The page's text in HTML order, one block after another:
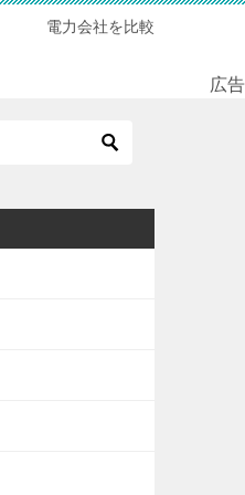
電力会社を比較
広告